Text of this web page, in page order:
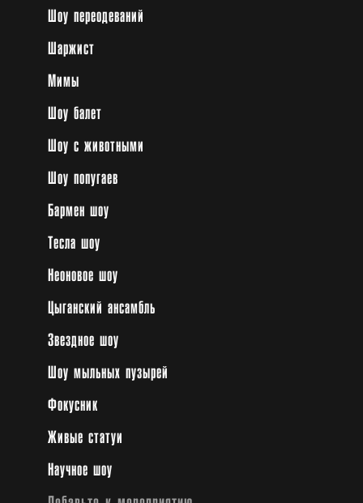
Шоу переодеваний
Шаржист
Мимы
Шоу балет
Шоу с животными
Шоу попугаев
Бармен шоу
Тесла шоу
Неоновое шоу
Цыганский ансамбль
Звездное шоу
Шоу мыльных пузырей
Фокусник
Живые статуи
Научное шоу